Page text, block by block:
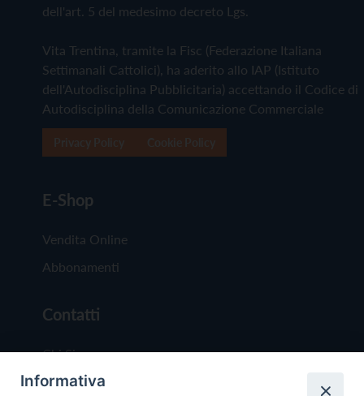
dell'art. 5 del medesimo decreto Lgs.
Vita Trentina, tramite la Fisc (Federazione Italiana
Settimanali Cattolici), ha aderito allo IAP (Istituto
dell'Autodisciplina Pubblicitaria) accettando il Codice di
Autodisciplina della Comunicazione Commerciale
E-Shop
Vendita Online
Abbonamenti
Contatti
Chi Siamo
Redazione
Informativa